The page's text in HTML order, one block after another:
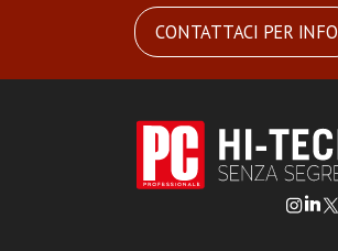
CONTATTACI PER INFO